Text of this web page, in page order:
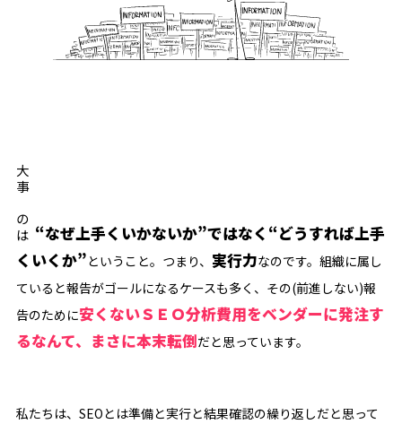
大事なのは “なぜ上手くいかないか”ではなく“どうすれば上手
くいくか”ということ。つまり、 実行力なのです。組織に属し
ていると報告がゴールになるケースも多く、その(前進しない)報
告のために安くないＳＥＯ分析費用をベンダーに発注す
るなんて、まさに本末転倒だと思っています。
私たちは、SEOとは準備と実行と結果確認の繰り返しだと思って